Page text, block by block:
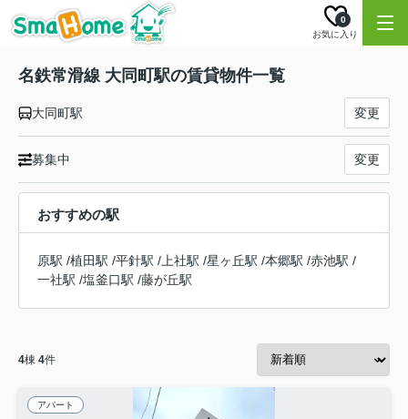
お気に入り
0
名鉄常滑線 大同町駅の賃貸物件一覧
大同町駅 変更
募集中 変更
おすすめの駅
原駅 /植田駅 /平針駅 / 上社駅 /星ヶ丘駅 /本郷駅 /赤池駅 /
一社駅 /塩釜口駅 /藤が丘駅
4棟 4件
アパート